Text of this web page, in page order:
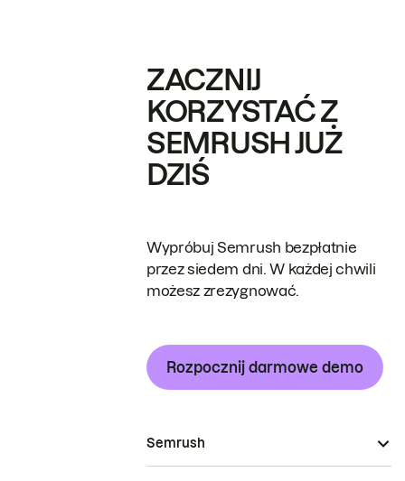
ZACZNIJ
KORZYSTAĆ Z
SEMRUSH JUŻ
DZIŚ
Wypróbuj Semrush bezpłatnie
przez siedem dni. W każdej chwili
możesz zrezygnować.
Rozpocznij darmowe demo
Semrush